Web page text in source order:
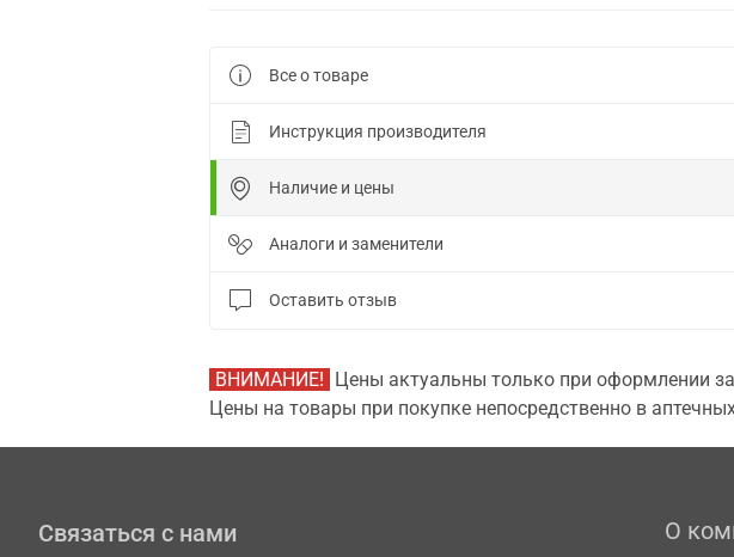
Все о товаре
Инструкция производителя
Наличие и цены
Аналоги и заменители
Оставить отзыв
ВНИМАНИЕ! Цены актуальны только при оформлении
Цены на товары при покупке непосредственно в
Связаться с нами О